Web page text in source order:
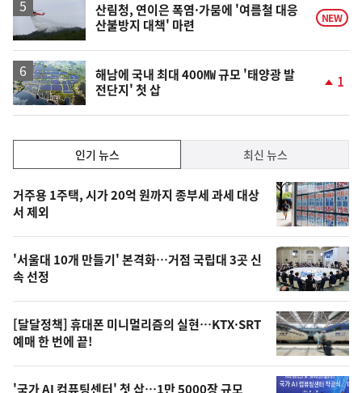
산림청, 연이은 폭염·가뭄에 '여름철 대응
산불방지 대책' 마련
NEW
해남에 국내 최대 400㎿ 규모 '태양광 발
전단지' 첫 삽
상
승
1
기,
최
신,
오
늘
의
영
상
인기 뉴스 최신 뉴스
인
기
뉴
스
거주용 1주택, 시가 20억 원까지 종부세 과세 대상
서 제외
'서울대 10개 만들기' 본격화…거점 국립대 3곳 신
속 선정
[달달정책] 휴대폰 미니멀리즘의 실현…KTX·SRT
예매 한 번에 끝!
'국가 AI 컴퓨팅센터' 첫 삽…1만 5000장 규모